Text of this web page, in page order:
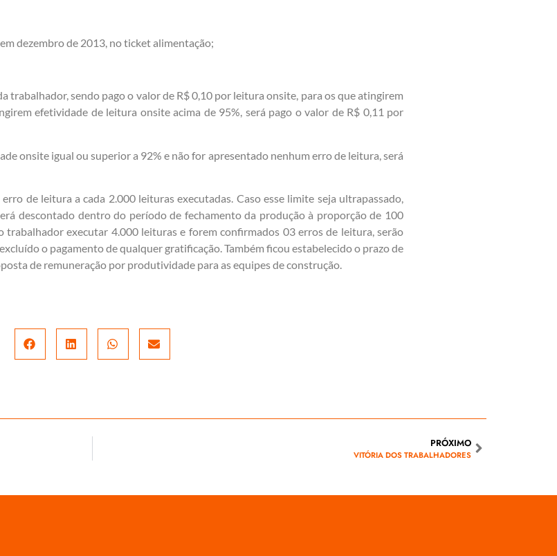
dezembro de 2013, no ticket alimentação;
trabalhador, sendo pago o valor de R$ 0,10 por leitura onsite, para os que atingirem
efetividade de leitura onsite acima de 95%, será pago o valor de R$ 0,11 por
onsite igual ou superior a 92% e não for apresentado nenhum erro de leitura, será
de leitura a cada 2.000 leituras executadas. Caso esse limite seja ultrapassado,
descontado dentro do período de fechamento da produção à proporção de 100
trabalhador executar 4.000 leituras e forem confirmados 03 erros de leitura, serão
o pagamento de qualquer gratificação. Também ficou estabelecido o prazo de
de remuneração por produtividade para as equipes de construção.
PRÓXIMO
VITÓRIA DOS TRABALHADORES